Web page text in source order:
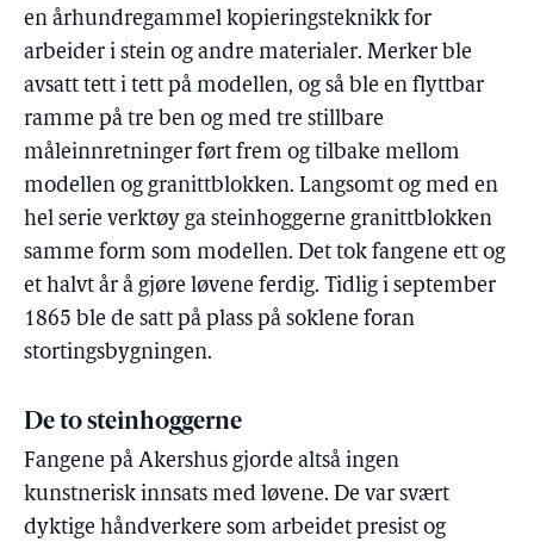
en århundregammel kopieringsteknikk for
arbeider i stein og andre materialer. Merker ble
avsatt tett i tett på modellen, og så ble en flyttbar
ramme på tre ben og med tre stillbare
måleinnretninger ført frem og tilbake mellom
modellen og granittblokken. Langsomt og med en
hel serie verktøy ga steinhoggerne granittblokken
samme form som modellen. Det tok fangene ett og
et halvt år å gjøre løvene ferdig. Tidlig i september
1865 ble de satt på plass på soklene foran
stortingsbygningen.
De to steinhoggerne
Fangene på Akershus gjorde altså ingen
kunstnerisk innsats med løvene. De var svært
dyktige håndverkere som arbeidet presist og